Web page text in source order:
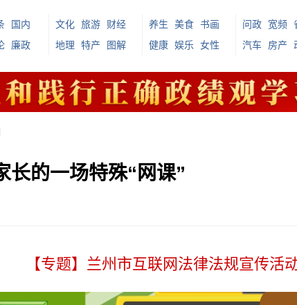
国内
廉政
文化 旅游
财经
地理
特产 图解
养生 美食 书画
健康 娱乐 女性
问政 宽频
汽车
房产
长的一场特殊“网课”
【专题】兰州市互联网法律法规宣传活